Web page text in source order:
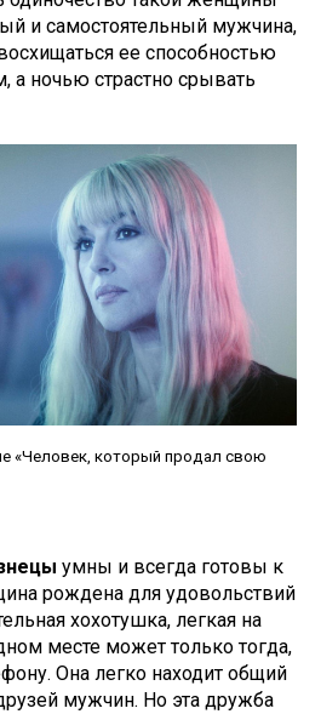
и самостоятельный мужчина,
ее способностью
а ночью страстно срывать
«Человек, который продал свою
умны и всегда готовы к
рождена для удовольствий
хохотушка, легкая на
месте может только тогда,
Она легко находит общий
мужчин. Но эта дружба